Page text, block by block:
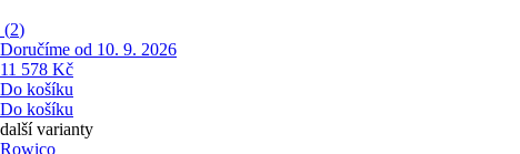
(2)
Doručíme od 10. 9. 2026
11 578 Kč
Do košíku
Do košíku
další varianty
Rowico